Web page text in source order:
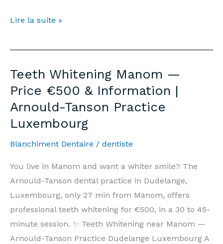
Blanchiment
Manom
Prix
500€
&
Informations
Cabinet
Arnould-
Tanson
Luxembourg
Lire la suite »
Teeth Whitening Manom —
Price €500 & Information |
Arnould-Tanson Practice
Luxembourg
Blanchiment Dentaire / dentiste
You live in Manom and want a whiter smile? The
Arnould-Tanson dental practice in Dudelange,
Luxembourg, only 27 min from Manom, offers
professional teeth whitening for €500, in a 30 to 45-
minute session. ✨ Teeth Whitening near Manom —
Arnould-Tanson Practice Dudelange Luxembourg A